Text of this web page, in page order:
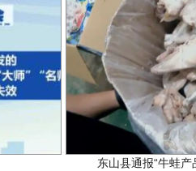
频新闻网.
政法纪网.
未来 广州首
东山县通报“牛蛙产品抗生素超标问